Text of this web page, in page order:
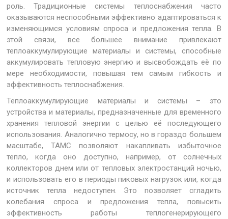
роль. Традиционные системы теплоснабжения часто
оказываются неспособными эффективно адаптироваться к
изменяющимся условиям спроса и предложения тепла. В
этой связи, все большее внимание привлекают
теплоаккумулирующие материалы и системы, способные
аккумулировать тепловую энергию и высвобождать её по
мере необходимости, повышая тем самым гибкость и
эффективность теплоснабжения.
Теплоаккумулирующие материалы и системы – это
устройства и материалы, предназначенные для временного
хранения тепловой энергии с целью её последующего
использования. Аналогично термосу, но в гораздо большем
масштабе, ТАМС позволяют накапливать избыточное
тепло, когда оно доступно, например, от солнечных
коллекторов днем или от тепловых электростанций ночью,
и использовать его в периоды пиковых нагрузок или, когда
источник тепла недоступен. Это позволяет сгладить
колебания спроса и предложения тепла, повысить
эффективность работы теплогенерирующего